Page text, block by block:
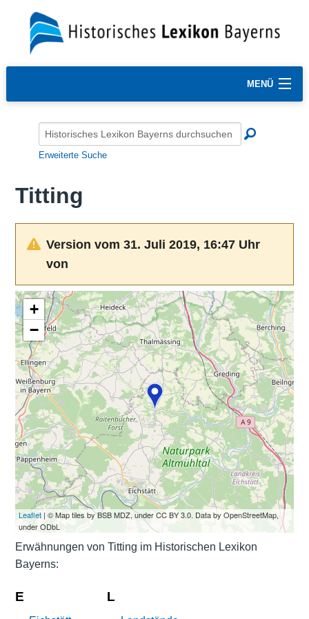
MENÜ
Erweiterte Suche
Titting
Version vom 31. Juli 2019, 16:47 Uhr
von
+
−
Leaflet| © Map tiles by BSB MDZ, under CC BY 3.0. Data by OpenStreetMap,
under ODbL
Erwähnungen von Titting im Historischen Lexikon
Bayerns:
E L